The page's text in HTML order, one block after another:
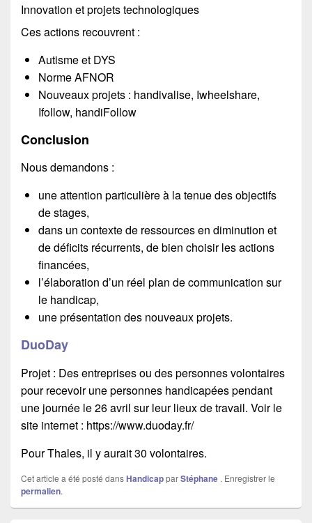
Innovation et projets technologiques
Ces actions recouvrent :
Autisme et DYS
Norme AFNOR
Nouveaux projets : handivalise, Iwheelshare,
Ifollow, handiFollow
Conclusion
Nous demandons :
une attention particulière à la tenue des objectifs
de stages,
dans un contexte de ressources en diminution et
de déficits récurrents, de bien choisir les actions
financées,
l’élaboration d’un réel plan de communication sur
le handicap,
une présentation des nouveaux projets.
DuoDay
Projet : Des entreprises ou des personnes volontaires
pour recevoir une personnes handicapées pendant
une journée le 26 avril sur leur lieux de travail. Voir le
site internet : https://www.duoday.fr/
Pour Thales, il y aurait 30 volontaires.
Cet article a été posté dansHandicapparStéphane . Enregistrer le
permalien.